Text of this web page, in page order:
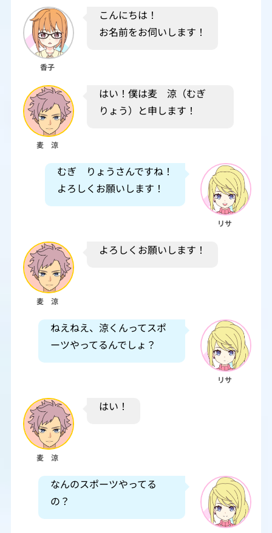
香子
こんにちは！
お名前をお伺いします！
麦 涼
はい！僕は麦 涼（むぎ
りょう）と申します！
むぎ りょうさんですね！
よろしくお願いします！
リサ
麦 涼
よろしくお願いします！
ねえねえ、涼くんってスポ
ーツやってるんでしょ？
リサ
麦 涼
はい！
なんのスポーツやってる
の？